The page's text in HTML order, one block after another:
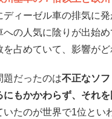
ディーゼル車の排気に
への人気に陰りが出始
を占めていて、影響が
題だったのは不正なソ
にもかかわらず、それ
いたのが世界で1位とい